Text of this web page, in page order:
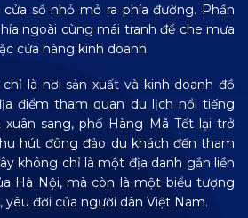
sổ nhỏ mở ra phía đường. Phần
ngoài cùng mái tranh để che mưa
cửa hàng kinh doanh.
là nơi sản xuất và kinh doanh đồ
điểm tham quan du lịch nổi tiếng
sang, phố Hàng Mã Tết lại trở
hút đông đảo du khách đến tham
không chỉ là một địa danh gắn liền
Hà Nội, mà còn là một biểu tượng
yêu đời của người dân Việt Nam.